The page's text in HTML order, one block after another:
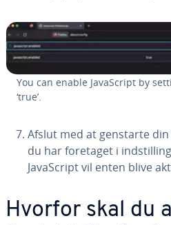
You can enable Ja­va­Script by
‘true’.
Afslut med at genstarte
du har foretaget i
Ja­va­Script vil enten blive
Hvorfor skal du